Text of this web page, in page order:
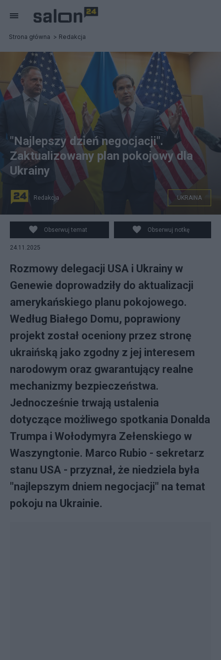
Strona główna Redakcja
"Najlepszy dzień negocjacji".
Zaktualizowany plan pokojowy dla
Ukrainy
Redakcja UKRAINA
Obserwuj temat Obserwuj notkę
24.11.2025
Rozmowy delegacji USA i Ukrainy w
Genewie doprowadziły do aktualizacji
amerykańskiego planu pokojowego.
Według Białego Domu, poprawiony
projekt został oceniony przez stronę
ukraińską jako zgodny z jej interesem
narodowym oraz gwarantujący realne
mechanizmy bezpieczeństwa.
Jednocześnie trwają ustalenia
dotyczące możliwego spotkania Donalda
Trumpa i Wołodymyra Zełenskiego w
Waszyngtonie. Marco Rubio - sekretarz
stanu USA - przyznał, że niedziela była
"najlepszym dniem negocjacji" na temat
pokoju na Ukrainie.